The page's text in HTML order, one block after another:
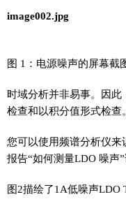
image002.jpg
图 1：电源噪声的屏幕截
时域分析并非易事。因
检查和以积分值形式检查。
您可以使用频谱分析仪
报告“如何测量LDO 噪声
图2描绘了1A低噪声LDO